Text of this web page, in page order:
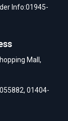
Info:01945-
Mall,
, 01404-